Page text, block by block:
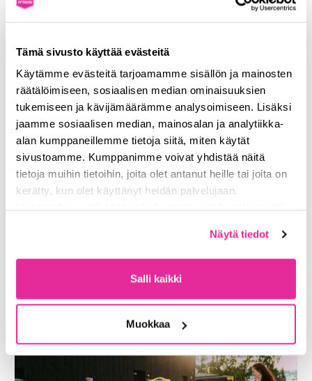
Tämä sivusto käyttää evästeitä
Käytämme evästeitä tarjoamamme sisällön ja mainosten
räätälöimiseen, sosiaalisen median ominaisuuksien
tukemiseen ja kävijämäärämme analysoimiseen. Lisäksi
jaamme sosiaalisen median, mainosalan ja analytiikka-
alan kumppaneillemme tietoja siitä, miten käytät
sivustoamme. Kumppanimme voivat yhdistää näitä
tietoja muihin tietoihin, joita olet antanut heille tai joita on
kerätty, kun olet käyttänyt heidän palvelujaan.
Näytä tiedot
Salli kaikki
Muokkaa
elämää tihkuvan esityksen, jossa syntyy lennosta tarinoita,
nettisivuilta!
TURVALLISESTI PERILLE
PAIKALLISEN TAKSIN
KYYDISSÄ
JYTAKSIn kyydissä pääset turvallisesti ja helposti mukaan
(puhelun hinta 2,37 € / vastattu puhelu + 1,52 € / min +
Jos taas olet taksitolpan lähettyvillä, nappaa JYTAKSIn suoraan
JYTAKSI-kuvusta.